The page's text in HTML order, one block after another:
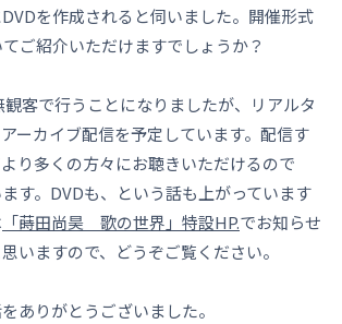
を作成されると伺いました。開催形式
ご紹介いただけますでしょうか？
客で行うことになりましたが、リアルタ
ーカイブ配信を予定しています。配信す
り多くの方々にお聴きいただけるので
す。DVDも、という話も上がっています
「蒔田尚昊 歌の世界」特設HP.でお知らせ
いますので、どうぞご覧ください。
ありがとうございました。